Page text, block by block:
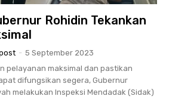
Rohidin Tekankan
- 5 September 2023
pelayanan maksimal dan pastikan
difungsikan segera, Gubernur
melakukan Inspeksi Mendadak (Sidak)